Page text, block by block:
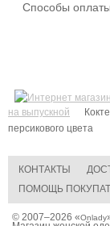
Способы оплаты
на выпускной
персикового цвета
КОНТАКТЫ
ПОМОЩЬ
© 2007–2026 «Onlady